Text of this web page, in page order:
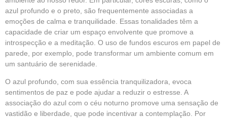
azul profundo e o preto, são frequentemente associadas a
emoções de calma e tranquilidade. Essas tonalidades têm a
capacidade de criar um espaço envolvente que promove a
introspecção e a meditação. O uso de fundos escuros em papel de
parede, por exemplo, pode transformar um ambiente comum em
um santuário de serenidade.
O azul profundo, com sua essência tranquilizadora, evoca
sentimentos de paz e pode ajudar a reduzir o estresse. A
associação do azul com o céu noturno promove uma sensação de
vastidão e liberdade, que pode incentivar a contemplação. Por